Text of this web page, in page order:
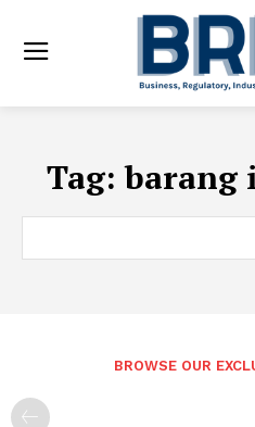
Tag:barang
BROWSE OUR